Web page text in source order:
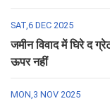
SAT,6 DEC 2025
जमीन विवाद में घिरे द
ऊपर नहीं
MON,3 NOV 2025